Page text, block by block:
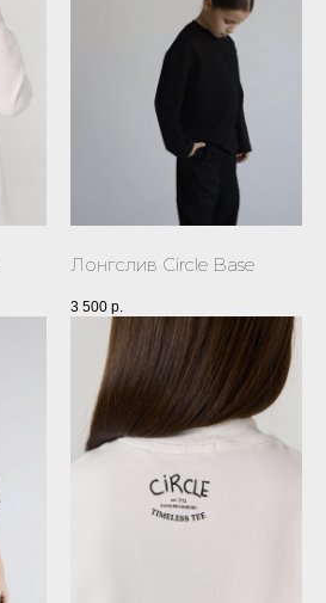
Лонгслив Circle Base
3 500 р.